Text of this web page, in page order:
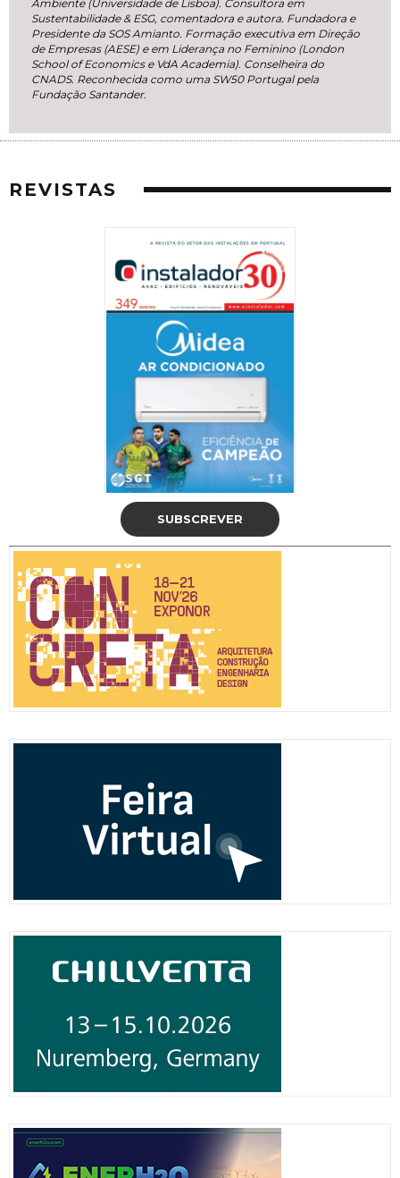
Ambiente (Universidade de Lisboa). Consultora em
Sustentabilidade & ESG, comentadora e autora. Fundadora e
Presidente da SOS Amianto. Formação executiva em Direção
de Empresas (AESE) e em Liderança no Feminino (London
School of Economics e VdA Academia). Conselheira do
CNADS. Reconhecida como uma SW50 Portugal pela
Fundação Santander.
REVISTAS
SUBSCREVER